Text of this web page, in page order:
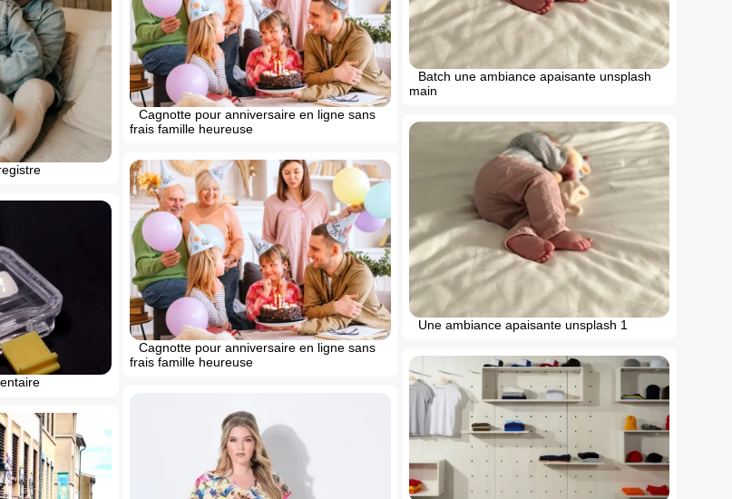
Batch une ambiance apaisante unsplash
main
Cagnotte pour anniversaire en ligne sans
frais famille heureuse
Une ambiance apaisante unsplash 1
Cagnotte pour anniversaire en ligne sans
frais famille heureuse